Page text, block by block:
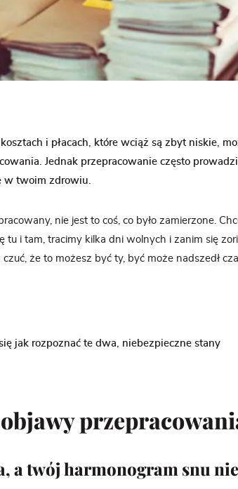
i płacach, które wciąż są zbyt niskie,
Jednak przepracowanie często
w twoim zdrowiu.
nie jest to coś, co było zamierzone.
tu i tam, tracimy kilka dni wolnych i zanim się
że to możesz być ty, być może nadszedł
jak rozpoznać te dwa, niebezpieczne stany
a twój harmonogram snu nie